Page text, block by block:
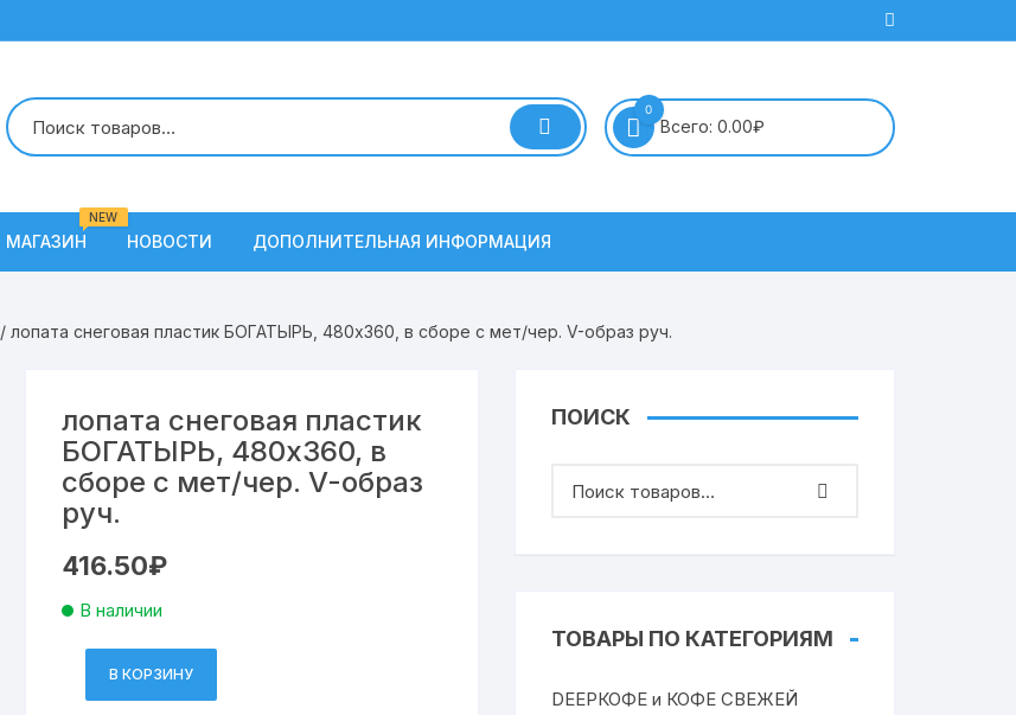
0
Всего: 0.00₽
МАГАЗИН
NEW
НОВОСТИ ДОПОЛНИТЕЛЬНАЯ ИНФОРМАЦИЯ
Наши вакансии
Контакты
/ лопата снеговая пластик БОГАТЫРЬ, 480х360, в сборе с мет/чер. V-образ руч.
лопата снеговая пластик
БОГАТЫРЬ, 480х360, в
сборе с мет/чер. V-образ
руч.
416.50₽
В наличии
Количество
В КОРЗИНУ
ПОИСК
ТОВАРЫ ПО КАТЕГОРИЯМ
DEEPКОФЕ и КОФЕ СВЕЖЕЙ